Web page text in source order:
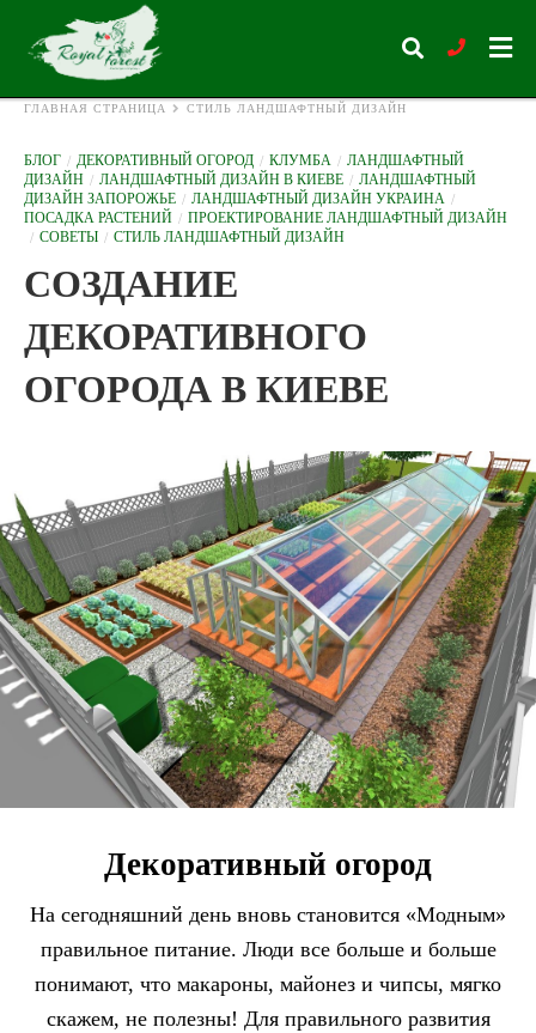
Type
your
search
ГЛАВНАЯ СТРАНИЦА СТИЛЬ ЛАНДШАФТНЫЙ ДИЗАЙН
БЛОГ ДЕКОРАТИВНЫЙ ОГОРОД КЛУМБА
ЛАНДШАФТНЫЙ
ДИЗАЙН
ЛАНДШАФТНЫЙ ДИЗАЙН В КИЕВЕ
ЛАНДШАФТНЫЙ
ДИЗАЙН ЗАПОРОЖЬЕ
ЛАНДШАФТНЫЙ ДИЗАЙН УКРАИНА
ПОСАДКА РАСТЕНИЙ
ПРОЕКТИРОВАНИЕ ЛАНДШАФТНЫЙ ДИЗАЙН
СОВЕТЫ
СТИЛЬ ЛАНДШАФТНЫЙ ДИЗАЙН
СОЗДАНИЕ
ДЕКОРАТИВНОГО
ОГОРОДА В КИЕВЕ
Декоративный огород
На сегодняшний день вновь становится «Модным»
правильное питание. Люди все больше и больше
понимают, что макароны, майонез и чипсы, мягко
скажем, не полезны! Для правильного развития